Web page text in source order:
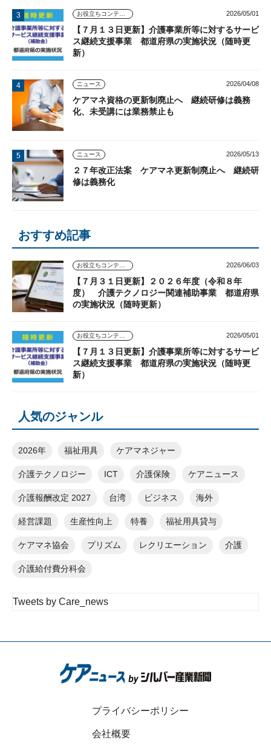
お役立ちコンテンツ 2026/05/01
【７月１３日更新】介護事業所等に対するサービ
ス継続支援事業 都道府県の実施状況（随時更
新）
ニュース 2026/04/08
ケアマネ資格の更新制廃止へ 継続研修は義務
化、未受講には業務禁止も
ニュース 2026/05/13
２７年改正法案 ケアマネ更新制廃止へ 継続研
修は義務化
おすすめ記事
お役立ちコンテンツ 2026/06/03
【７月３１日更新】２０２６年度（令和８年
度） 介護テクノロジー関連補助事業 都道府県
の実施状況（随時更新）
お役立ちコンテンツ 2026/05/01
【７月１３日更新】介護事業所等に対するサービ
ス継続支援事業 都道府県の実施状況（随時更
新）
人気のジャンル
2026年 福祉用具 ケアマネジャー
介護テクノロジー ICT 介護保険 ケアニュース
介護報酬改定 2027 台湾 ビジネス 海外
経営課題 生産性向上 特養 福祉用具貸与
ケアマネ協会 プリズム レクリエーション 介護
介護給付費分科会
Tweets by Care_news
プライバシーポリシー
会社概要